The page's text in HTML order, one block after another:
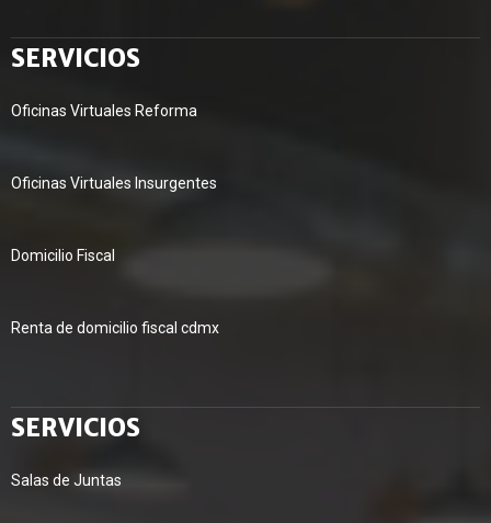
SERVICIOS
Oficinas Virtuales Reforma
Oficinas Virtuales Insurgentes
Domicilio Fiscal
Renta de domicilio fiscal cdmx
SERVICIOS
Salas de Juntas